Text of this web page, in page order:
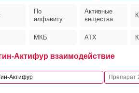
По
алфавиту
Активные
вещества
МКБ АТХ
Актифур взаимодействие